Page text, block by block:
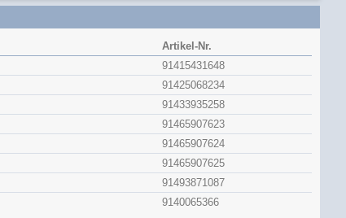
Artikel-Nr.
91415431648
91425068234
91433935258
91465907623
91465907624
91465907625
91493871087
9140065366